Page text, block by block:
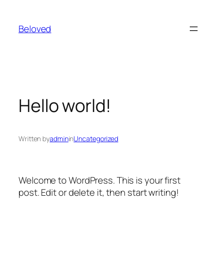
indhold
Beloved
Hello world!
Written byadmininUncategorized
Welcome to WordPress. This is your first
post. Edit or delete it, then start writing!